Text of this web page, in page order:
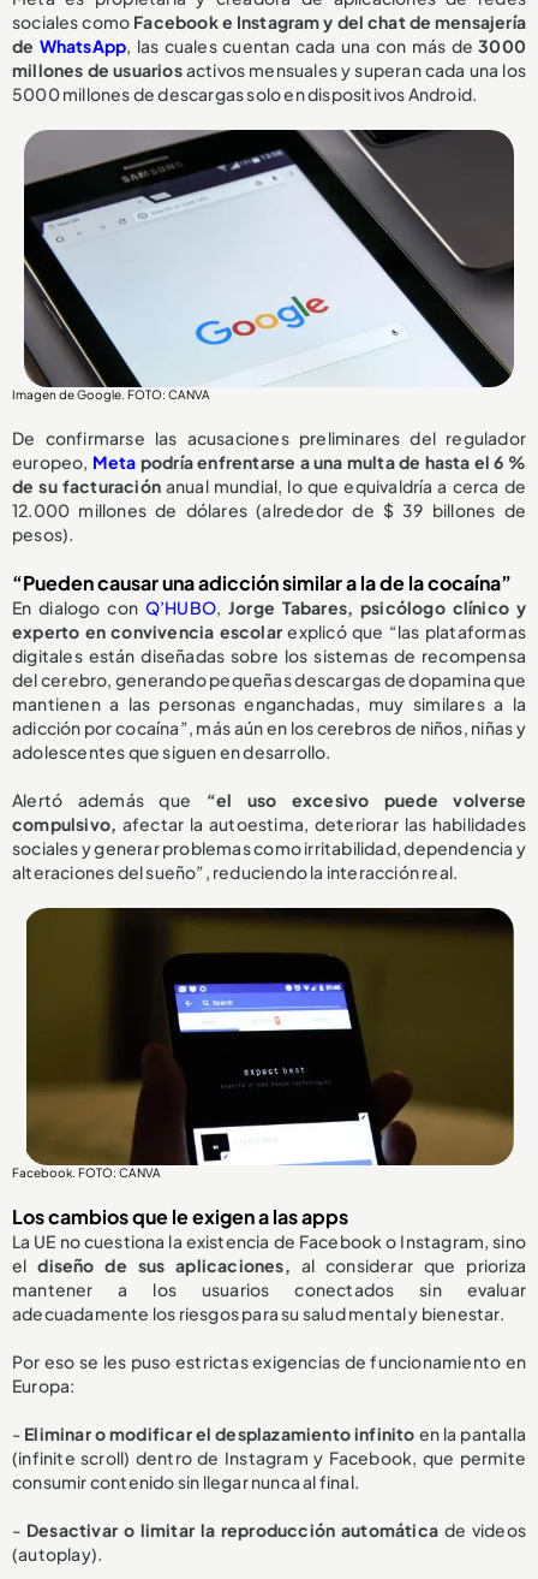
sociales como Facebook e Instagram y del chat de mensajería
de WhatsApp, las cuales cuentan cada una con más de3000
millones de usuariosactivos mensuales y superan cada una los
5000 millones de descargas solo en dispositivos Android.
Imagen de Google. FOTO: CANVA
De confirmarse las acusaciones preliminares del regulador
europeo, Meta podría enfrentarse a una multa de hasta el 6 %
de su facturaciónanual mundial, lo que equivaldría a cerca de
12.000 millones de dólares (alrededor de $ 39 billones de
pesos).
“Pueden causar una adicción similar a la de la cocaína”
En dialogo con Q’HUBO, Jorge Tabares, psicólogo clínico y
experto en convivencia escolarexplicó que “las plataformas
digitales están diseñadas sobre los sistemas de recompensa
del cerebro, generando pequeñas descargas de dopamina que
mantienen a las personas enganchadas, muy similares a la
adicción por cocaína”, más aún en los cerebros de niños, niñas y
adolescentes que siguen en desarrollo.
Alertó además que “el uso excesivo puede volverse
compulsivo, afectar la autoestima, deteriorar las habilidades
sociales y generar problemas como irritabilidad, dependencia y
alteraciones del sueño”, reduciendo la interacción real.
Facebook. FOTO: CANVA
Los cambios que le exigen a las apps
La UE no cuestiona la existencia de Facebook o Instagram, sino
eldiseño de sus aplicaciones, al considerar que prioriza
mantener a los usuarios conectados sin evaluar
adecuadamente los riesgos para su salud mental y bienestar.
Por eso se les puso estrictas exigencias de funcionamiento en
Europa:
- Eliminar o modificar el desplazamiento infinito en la pantalla
(infinite scroll) dentro de Instagram y Facebook, que permite
consumir contenido sin llegar nunca al final.
- Desactivar o limitar la reproducción automática de videos
(autoplay).